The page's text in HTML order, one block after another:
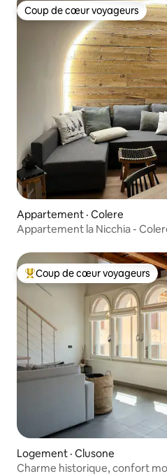
Coup de cœur voyageurs
Coup de cœur voyageurs
Appartement · Colere
Appartement la Nicchia -
Coup de cœur voyageurs parmi
Coup de cœur voyageurs
Logement · Clusone
Charme historique, confort